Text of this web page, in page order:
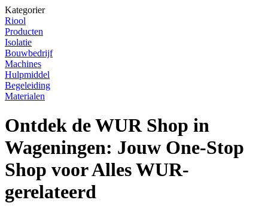
Kategorier
Riool
Producten
Isolatie
Bouwbedrijf
Machines
Hulpmiddel
Begeleiding
Materialen
Ontdek de WUR Shop in
Wageningen: Jouw One-Stop
Shop voor Alles WUR-
gerelateerd